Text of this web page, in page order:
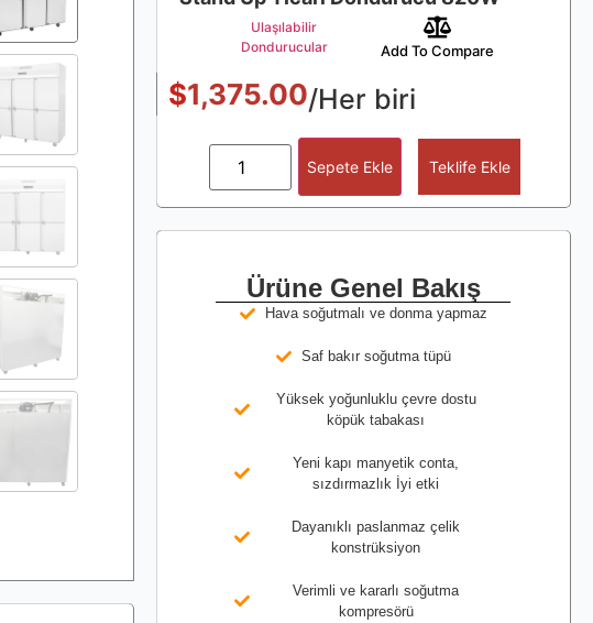
Ulaşılabilir
Dondurucular
Add To Compare
$1,375.00/Her biri
Sepete Ekle Teklife Ekle
Ürüne Genel Bakış
Hava soğutmalı ve donma yapmaz
Saf bakır soğutma tüpü
Yüksek yoğunluklu çevre dostu
köpük tabakası
Yeni kapı manyetik conta,
sızdırmazlık İyi etki
Dayanıklı paslanmaz çelik
konstrüksiyon
Verimli ve kararlı soğutma
kompresörü